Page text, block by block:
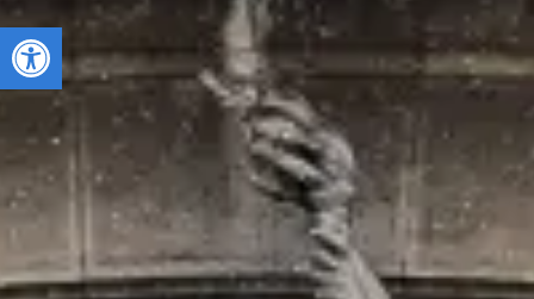
Deschide bara de unelte